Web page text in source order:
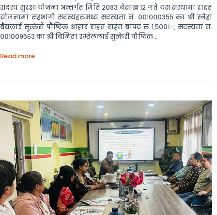
सदस्य सुरक्षा योजना अन्तर्गत मिति २०८३ बैसाख १२ गते यस संंस्थामा राहत
योजनामा सहभागी सदस्यहरुमध्य सदस्यता नं. ००१०००३५५ का श्री स्नेहा
बैद्यलाई सुत्केरी पौष्टिक आहार राहत राहत बापट रु १,५००।–, सदस्यता नं.
००१००९५६३ का श्री बिनिता रम्तेललाई सुत्केरी पौष्टिक...
Read more